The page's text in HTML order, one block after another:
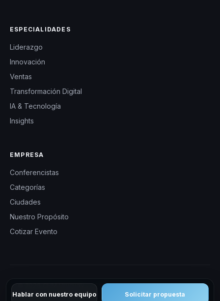
Hablar con nuestro equipo Solicitar propuesta
ESPECIALIDADES
Liderazgo
Innovación
Ventas
Transformación Digital
IA & Tecnología
Insights
EMPRESA
Conferencistas
Categorías
Ciudades
Nuestro Propósito
Cotizar Evento
© 2026 CHM Uruguay — Charlas Motivacionales en Uruguay.
Todos los derechos reservados.